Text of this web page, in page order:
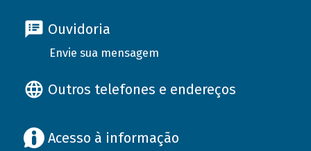
Ouvidoria
Envie sua mensagem
Outros telefones e endereços
Acesso à informação